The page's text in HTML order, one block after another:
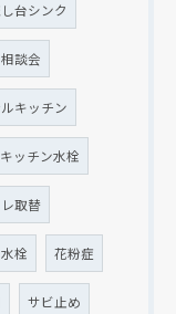
台シンク
相談会
キッチン
キッチン水栓
レ取替
栓 花粉症
サビ止め